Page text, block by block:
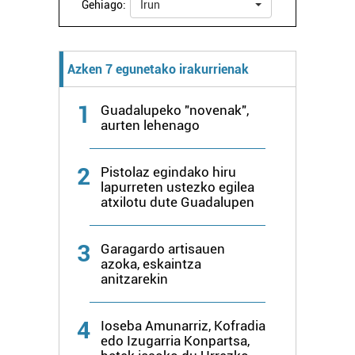
Webgune honek cookie propioak eta hirugarrenen cookie-
baliatzen gara. Ohar hau onartuz gero, teknologia hori
Gehiago: Irun
Azken 7 egunetako irakurrienak
1
Guadalupeko "novenak",
aurten lehenago
2
Pistolaz egindako hiru
lapurreten ustezko egilea
atxilotu dute Guadalupen
3
Garagardo artisauen
azoka, eskaintza
anitzarekin
4
Ioseba Amunarriz, Kofradia
edo Izugarria Konpartsa,